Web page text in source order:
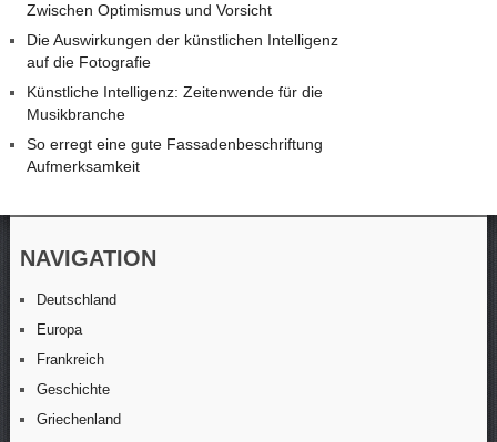
Zwischen Optimismus und Vorsicht
Die Auswirkungen der künstlichen Intelligenz
auf die Fotografie
Künstliche Intelligenz: Zeitenwende für die
Musikbranche
So erregt eine gute Fassadenbeschriftung
Aufmerksamkeit
NAVIGATION
Deutschland
Europa
Frankreich
Geschichte
Griechenland